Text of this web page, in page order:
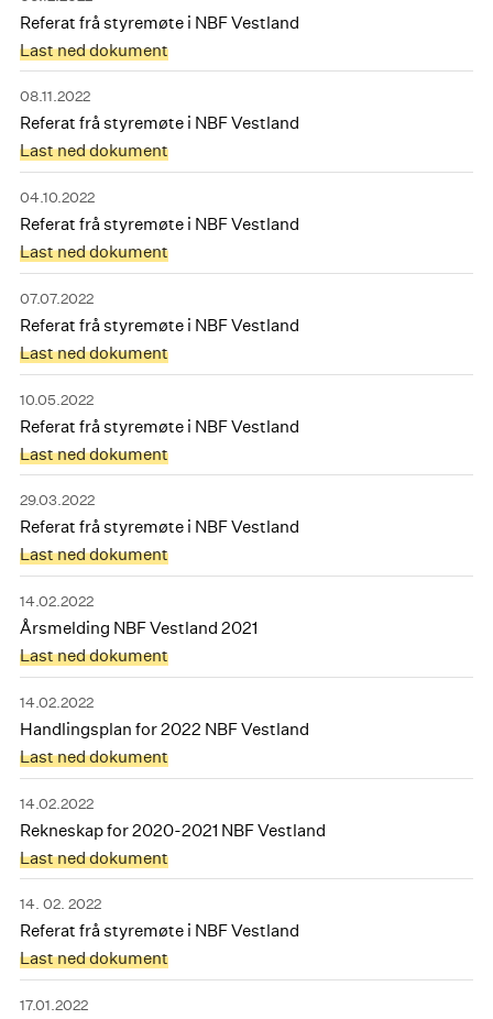
Referat frå styremøte i NBF Vestland
Last ned dokument
08.11.2022
Referat frå styremøte i NBF Vestland
Last ned dokument
04.10.2022
Referat frå styremøte i NBF Vestland
Last ned dokument
07.07.2022
Referat frå styremøte i NBF Vestland
Last ned dokument
10.05.2022
Referat frå styremøte i NBF Vestland
Last ned dokument
29.03.2022
Referat frå styremøte i NBF Vestland
Last ned dokument
14.02.2022
Årsmelding NBF Vestland 2021
Last ned dokument
14.02.2022
Handlingsplan for 2022 NBF Vestland
Last ned dokument
14.02.2022
Rekneskap for 2020-2021 NBF Vestland
Last ned dokument
14. 02. 2022
Referat frå styremøte i NBF Vestland
Last ned dokument
17.01.2022